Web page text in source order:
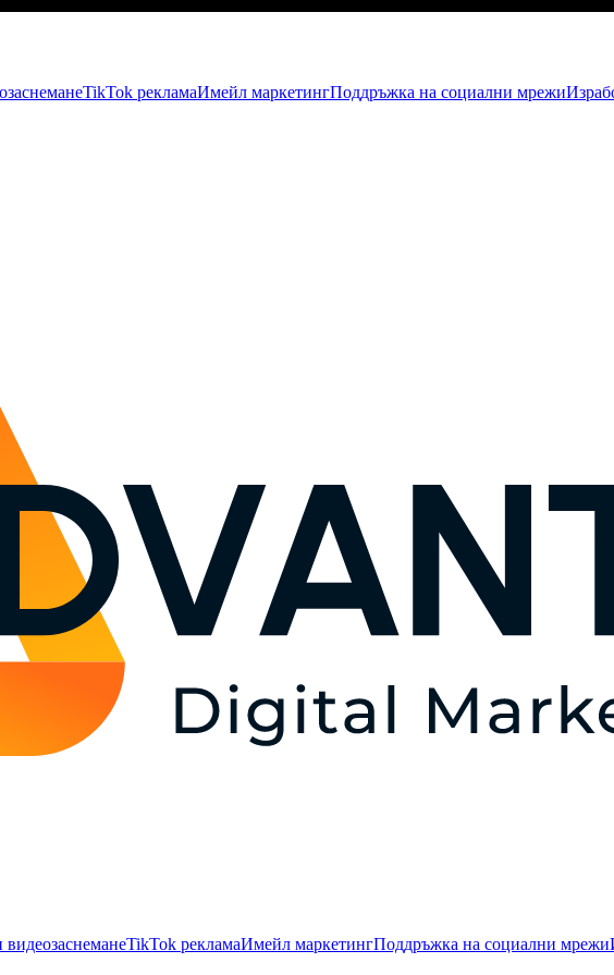
TikTok рекламaИмейл маркетингПоддръжка на социални мрежи
TikTok рекламaИмейл маркетингПоддръжка на социални мрежи